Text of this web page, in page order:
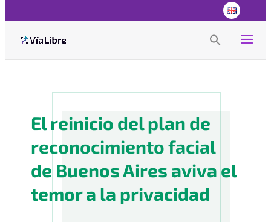
Search Button
El reinicio del plan de
reconocimiento facial
de Buenos Aires aviva el
temor a la privacidad